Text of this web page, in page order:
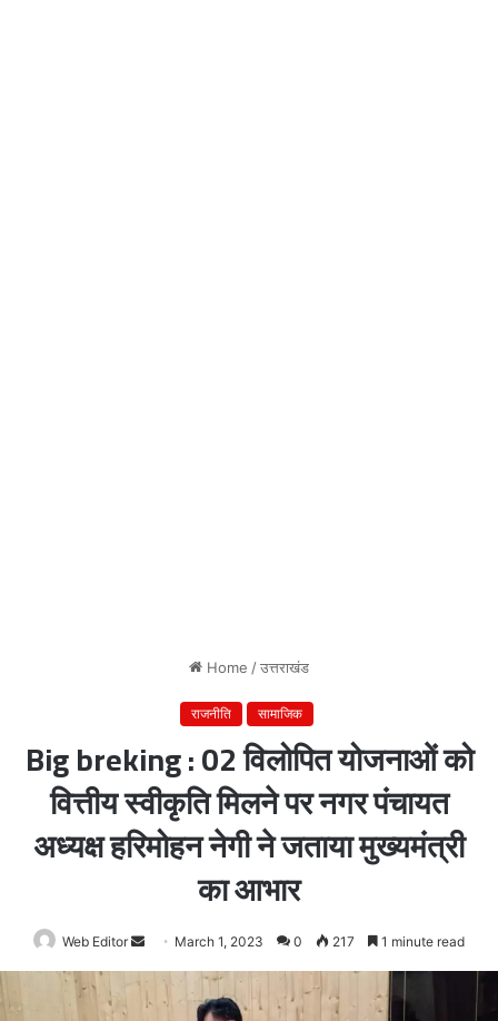
Home /उत्तराखंड
राजनीति सामाजिक
Big breking : 02 विलोपित योजनाओं को
वित्तीय स्वीकृति मिलने पर नगर पंचायत
अध्यक्ष हरिमोहन नेगी ने जताया मुख्यमंत्री
का आभार
Web Editor
Send
an
email
March 1, 2023 0 217 1 minute read